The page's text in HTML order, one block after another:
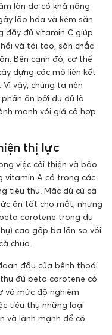
làn da có khả năng
lão hóa và kém săn
đầy đủ vitamin C giúp
và tái tạo, săn chắc
Bên cạnh đó, cơ thể
dựng các mô liên kết
vậy, chúng ta nên
ăn bởi đu đủ là
mạnh với giá cả hợp
thị lực
việc cải thiện và bảo
vitamin A có trong các
tiêu thụ. Mặc dù củ cà
ăn tốt cho mắt, nhưng
carotene trong đu
cao gấp ba lần so với
chua.
đầu của bệnh thoái
đủ beta carotene có
và mức độ nghiêm
tiêu thụ những loại
và lành mạnh để có